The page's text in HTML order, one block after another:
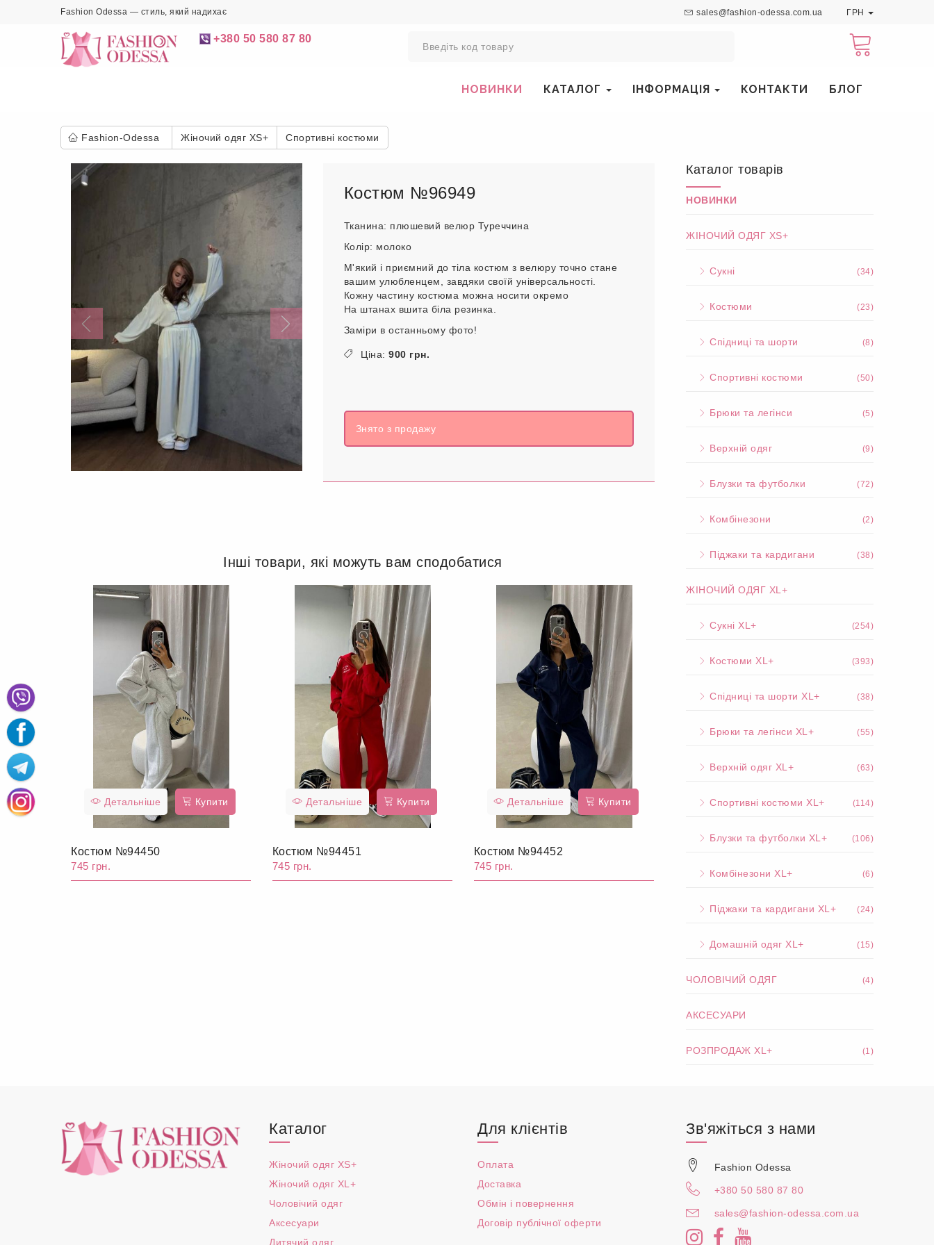
Fashion Odessa — стиль, який надихає sales@fashion-odessa.com.ua ГРН
+380 50 580 87 80
НОВИНКИ КАТАЛОГ ІНФОРМАЦІЯ КОНТАКТИ БЛОГ
Fashion-Odessa Жіночий одяг XS+ Спортивні костюми
Костюм №96949
Тканина: плюшевий велюр Туреччина
Колір: молоко
М'який і приємний до тіла костюм з велюру точно стане
вашим улюбленцем, завдяки своїй універсальності.
Кожну частину костюма можна носити окремо
На штанах вшита біла резинка.
Заміри в останньому фото!
Ціна: 900 грн.
Знято з продажу
Інші товари, які можуть вам сподобатися
Детальніше Купити
Костюм №94450
745 грн.
Детальніше Купити
Костюм №94451
745 грн.
Детальніше Купити
Костюм №94452
745 грн.
Каталог товарів
НОВИНКИ
ЖІНОЧИЙ ОДЯГ XS+
Сукні (34)
Костюми (23)
Спідниці та шорти (8)
Спортивні костюми (50)
Брюки та легінси (5)
Верхній одяг (9)
Блузки та футболки (72)
Комбінезони (2)
Піджаки та кардигани (38)
ЖІНОЧИЙ ОДЯГ XL+
Сукні XL+ (254)
Костюми XL+ (393)
Спідниці та шорти XL+ (38)
Брюки та легінси XL+ (55)
Верхній одяг XL+ (63)
Спортивні костюми XL+ (114)
Блузки та футболки XL+ (106)
Комбінезони XL+ (6)
Піджаки та кардигани XL+ (24)
Домашній одяг XL+ (15)
ЧОЛОВІЧИЙ ОДЯГ (4)
АКСЕСУАРИ
РОЗПРОДАЖ XL+ (1)
Каталог
Жіночий одяг XS+
Жіночий одяг XL+
Чоловічий одяг
Аксесуари
Дитячий одяг
Для клієнтів
Оплата
Доставка
Обмін і повернення
Договір публічної оферти
Зв'яжіться з нами
Fashion Odessa
+380 50 580 87 80
sales@fashion-odessa.com.ua